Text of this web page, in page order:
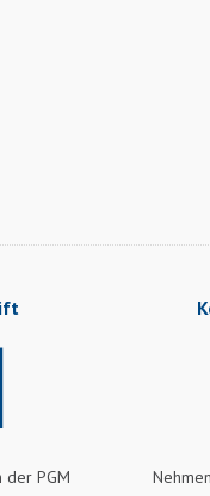
der PGM